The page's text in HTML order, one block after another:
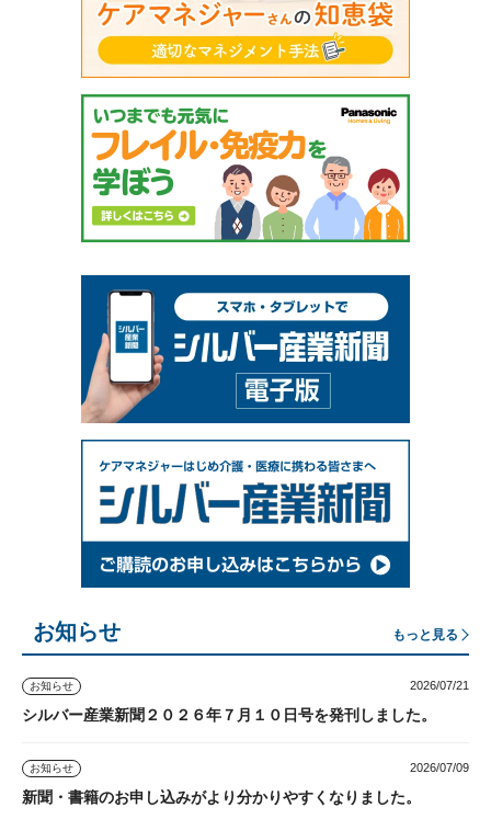
お知らせ もっと見る
お知らせ 2026/07/21
シルバー産業新聞２０２６年７月１０日号を発刊しました。
お知らせ 2026/07/09
新聞・書籍のお申し込みがより分かりやすくなりました。